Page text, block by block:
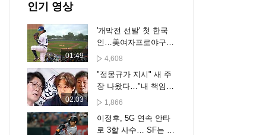
인기 영상
01:49
'개막전 선발' 첫 한국
인…美여자프로야구
역사 쓴 김라경
4,608
02:03
"정몽규가 지시" 새 주
장 나왔다…"내 책임
아니야" 결국
1,866
이정후, 5G 연속 안타
로 3할 사수… SF는 텍